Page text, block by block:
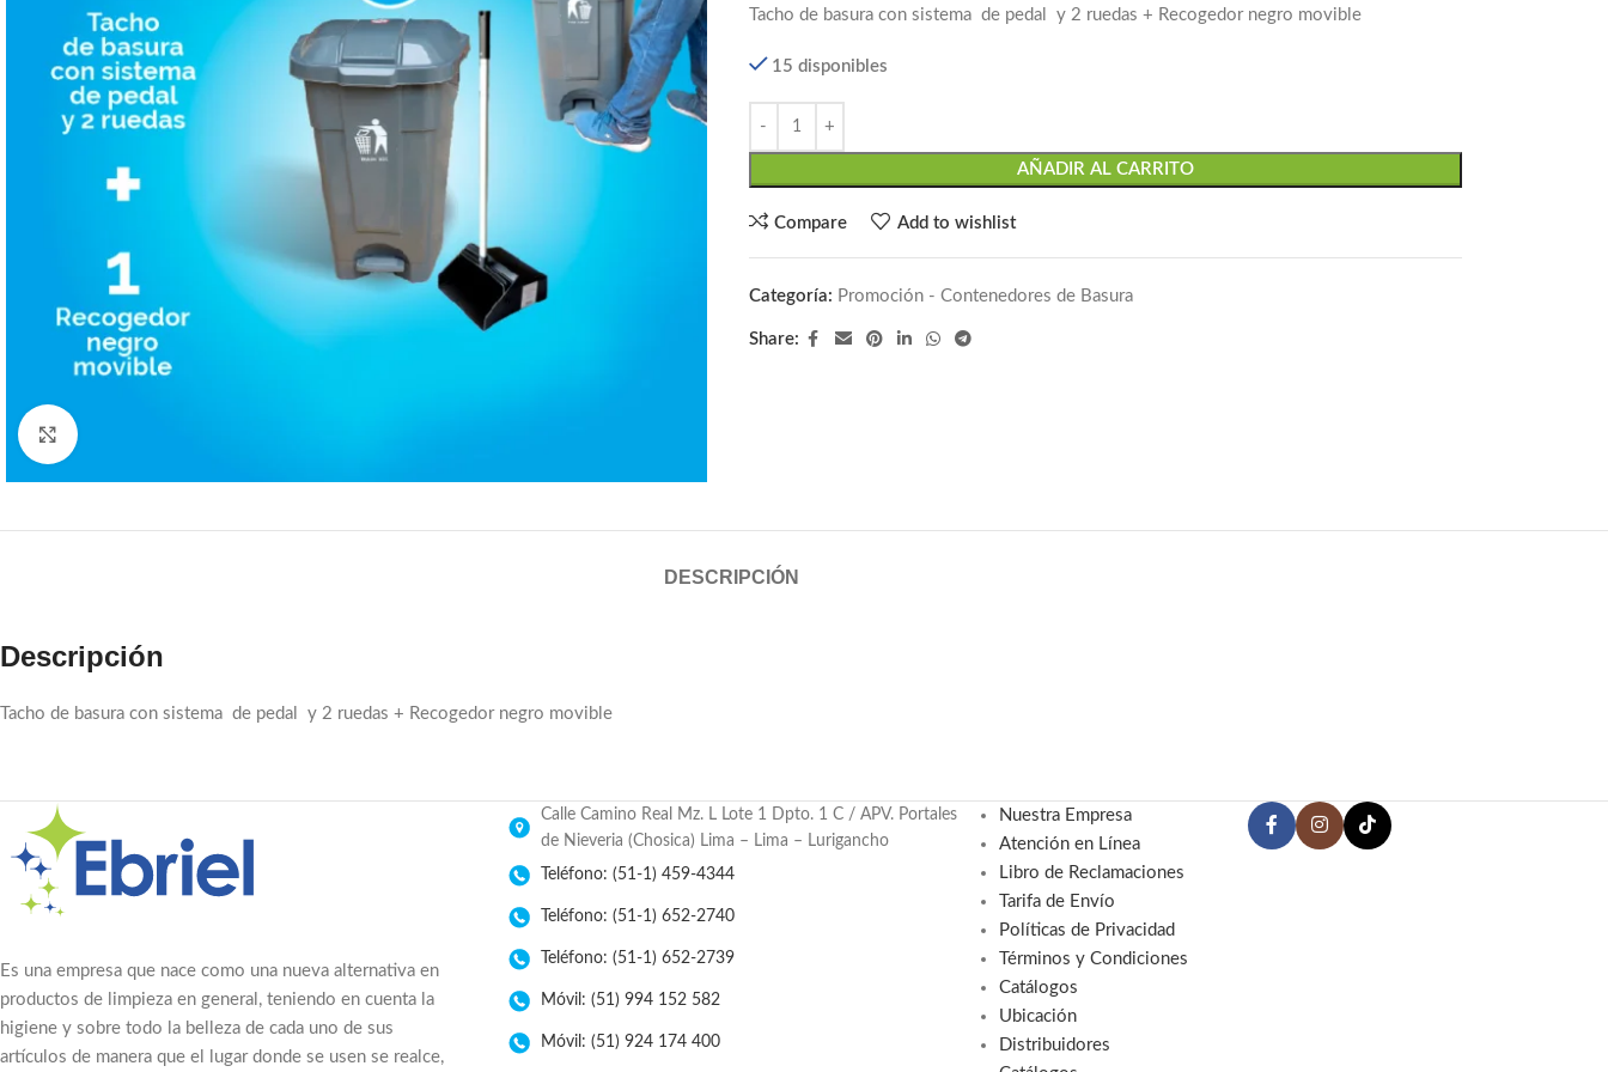
Tacho de basura con sistema de pedal y 2 ruedas + Recogedor negro movible
15 disponibles
AÑADIR AL CARRITO
Compare Add to wishlist
Categoría: Promoción - Contenedores de Basura
Share:
DESCRIPCIÓN
Descripción
Tacho de basura con sistema de pedal y 2 ruedas + Recogedor negro movible
Es una empresa que nace como una nueva alternativa en
productos de limpieza en general, teniendo en cuenta la
higiene y sobre todo la belleza de cada uno de sus
artículos de manera que el lugar donde se usen se realce,
Calle Camino Real Mz. L Lote 1 Dpto. 1 C / APV. Portales
de Nieveria (Chosica) Lima – Lima – Lurigancho
Teléfono: (51-1) 459-4344
Teléfono: (51-1) 652-2740
Teléfono: (51-1) 652-2739
Móvil: (51) 994 152 582
Móvil: (51) 924 174 400
Nuestra Empresa
Atención en Línea
Libro de Reclamaciones
Tarifa de Envío
Políticas de Privacidad
Términos y Condiciones
Catálogos
Ubicación
Distribuidores
Email
Pinterest
linkedin